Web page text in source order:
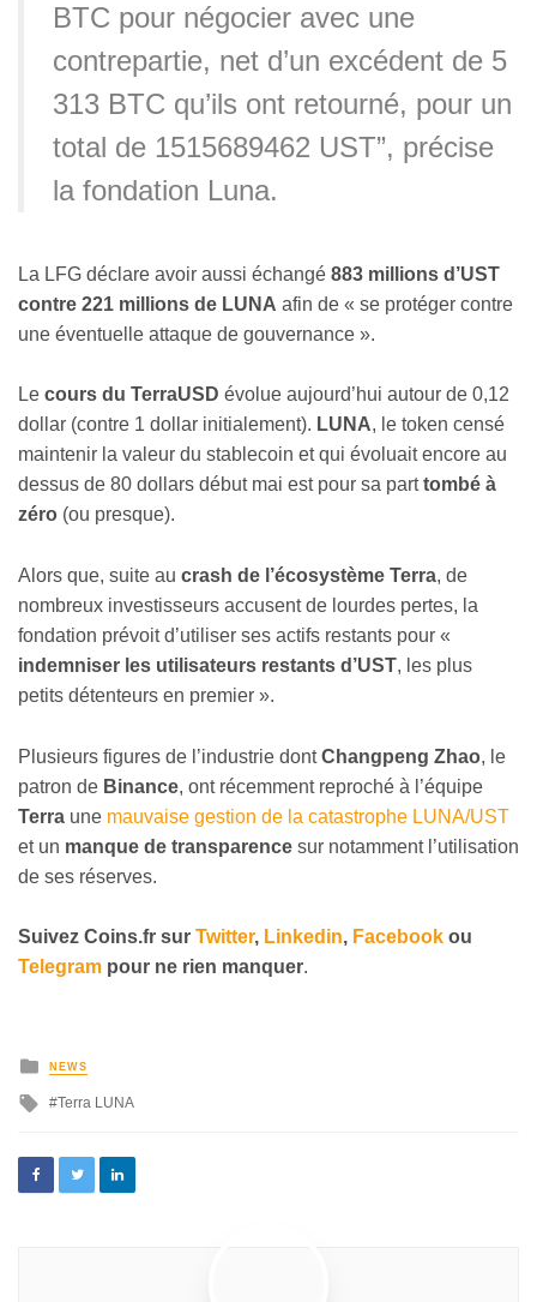
BTC pour négocier avec une
contrepartie, net d’un excédent de 5
313 ​​BTC qu’ils ont retourné, pour un
total de 1515689462 UST”, précise
la fondation Luna.
La LFG déclare avoir aussi échangé 883 millions d’UST
contre 221 millions de LUNA afin de « se protéger contre
une éventuelle attaque de gouvernance ».
Le cours du TerraUSD évolue aujourd’hui autour de 0,12
dollar (contre 1 dollar initialement). LUNA, le token censé
maintenir la valeur du stablecoin et qui évoluait encore au
dessus de 80 dollars début mai est pour sa parttombé à
zéro (ou presque).
Alors que, suite au crash de l’écosystème Terra, de
nombreux investisseurs accusent de lourdes pertes, la
fondation prévoit d’utiliser ses actifs restants pour «
indemniser les utilisateurs restants d’UST, les plus
petits détenteurs en premier ».
Plusieurs figures de l’industrie dontChangpeng Zhao, le
patron de Binance, ont récemment reproché à l’équipe
Terra une mauvaise gestion de la catastrophe LUNA/UST
et un manque de transparence sur notamment l’utilisation
de ses réserves.
Suivez Coins.fr sur Twitter, Linkedin, Facebook ou
Telegram pour ne rien manquer.
NEWS
Terra LUNA